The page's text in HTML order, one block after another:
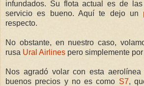
infundados. Su flota actual es de
servicio es bueno. Aquí te dejo un
respecto.
No obstante, en nuestro caso,
rusa Ural Airlines pero simplemente
Nos agradó volar con esta
buenos precios y no es como S7,